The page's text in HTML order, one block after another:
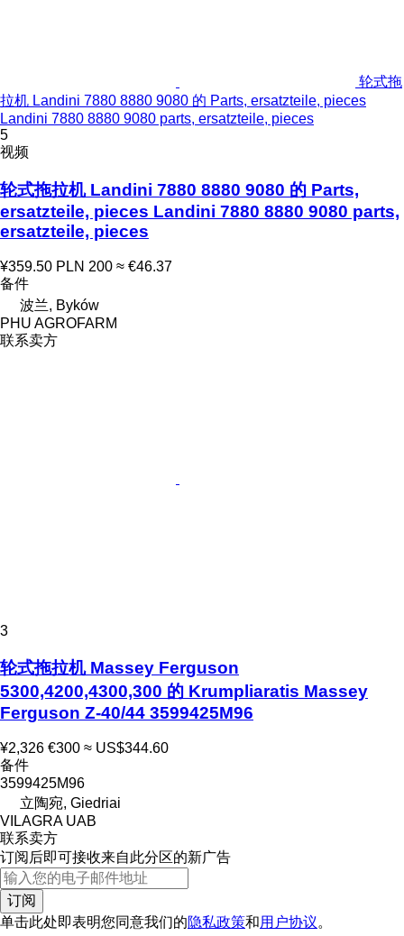
轮式拖
拉机 Landini 7880 8880 9080 的 Parts, ersatzteile, pieces
Landini 7880 8880 9080 parts, ersatzteile, pieces
5
视频
轮式拖拉机 Landini 7880 8880 9080 的 Parts,
ersatzteile, pieces Landini 7880 8880 9080 parts,
ersatzteile, pieces
¥359.50 PLN 200 ≈ €46.37
备件
波兰, Byków
PHU AGROFARM
联系卖方
3
轮式拖拉机 Massey Ferguson
5300,4200,4300,300 的 Krumpliaratis Massey
Ferguson Z-40/44 3599425M96
¥2,326 €300 ≈ US$344.60
备件
3599425M96
立陶宛, Giedriai
VILAGRA UAB
联系卖方
订阅后即可接收来自此分区的新广告
订阅
单击此处即表明您同意我们的隐私政策和用户协议。